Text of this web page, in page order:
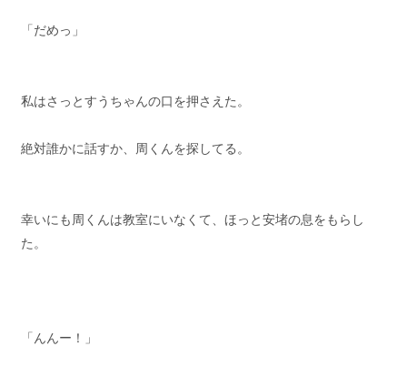
「だめっ」
私はさっとすうちゃんの口を押さえた。
絶対誰かに話すか、周くんを探してる。
幸いにも周くんは教室にいなくて、ほっと安堵の息をもらし
た。
「んんー！」